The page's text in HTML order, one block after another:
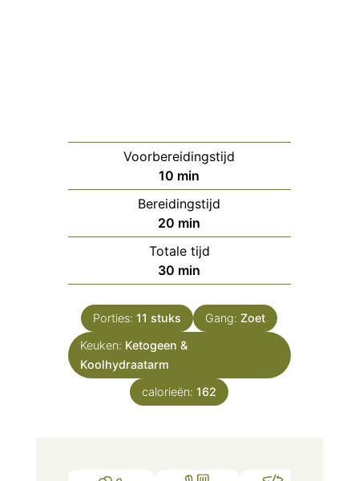
Voorbereidingstijd
10 minuten
min
Bereidingstijd
20 minuten
min
Totale tijd
30 minuten
min
Porties:11 stuks Gang:Zoet
Keuken: Ketogeen &
Koolhydraatarm
calorieën:162